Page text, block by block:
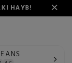
HAYB!
marokańsku